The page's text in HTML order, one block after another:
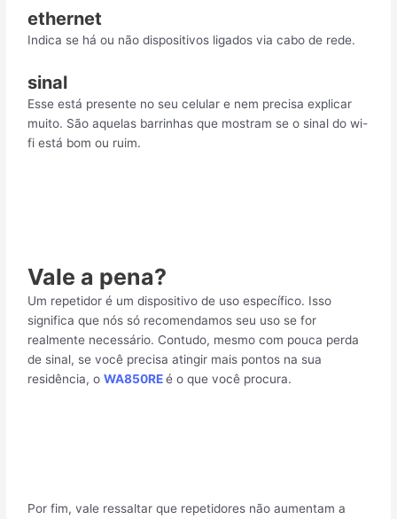
ethernet
Indica se há ou não dispositivos ligados via cabo de rede.
sinal
Esse está presente no seu celular e nem precisa explicar
muito. São aquelas barrinhas que mostram se o sinal do wi-
fi está bom ou ruim.
Vale a pena?
Um repetidor é um dispositivo de uso específico. Isso
significa que nós só recomendamos seu uso se for
realmente necessário. Contudo, mesmo com pouca perda
de sinal, se você precisa atingir mais pontos na sua
residência, oWA850REé o que você procura.
Por fim, vale ressaltar que repetidores não aumentam a